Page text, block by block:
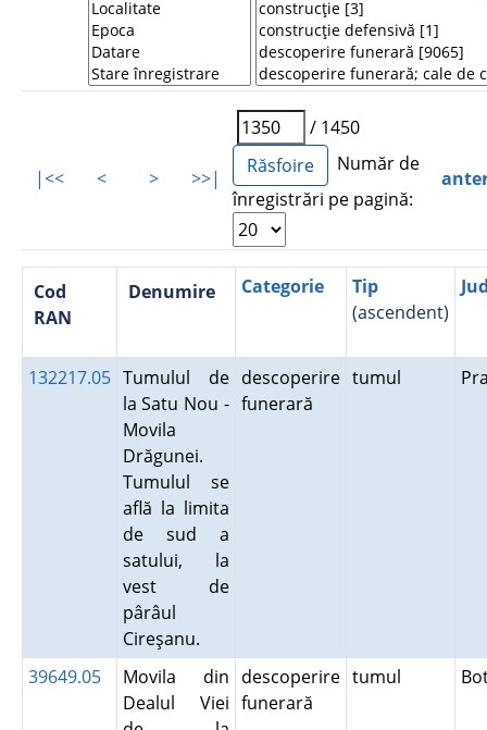
|<< < > >>|
/ 1450
Număr de
înregistrări pe pagină:
Cod
RAN
Denumire Categorie
Tip
(ascendent)
132217.05 Tumulul de
la Satu Nou -
Movila
Drăgunei.
Tumulul se
află la limita
de sud a
satului, la
vest de
pârâul
Cireşanu.
descoperire
funerară
tumul
39649.05
Movila din
Dealul Viei
descoperire
funerară
tumul